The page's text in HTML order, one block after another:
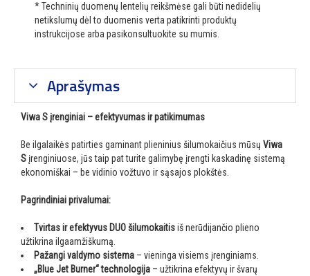
* Techninių duomenų lentelių reikšmėse gali būti nedidelių
netikslumų dėl to duomenis verta patikrinti produktų
instrukcijose arba pasikonsultuokite su mumis.
Aprašymas
Viwa S įrenginiai – efektyvumas ir patikimumas
Be ilgalaikės patirties gaminant plieninius šilumokaičius mūsų Viwa
S įrenginiuose, jūs taip pat turite galimybę įrengti kaskadinę sistemą
ekonomiškai – be vidinio vožtuvo ir sąsajos plokštės.
Pagrindiniai privalumai:
Tvirtas ir efektyvus DUO šilumokaitisiš nerūdijančio plieno
užtikrina ilgaamžiškumą.
Pažangi valdymo sistema – vieninga visiems įrenginiams.
„Blue Jet Burner“ technologija – užtikrina efektyvų ir švarų